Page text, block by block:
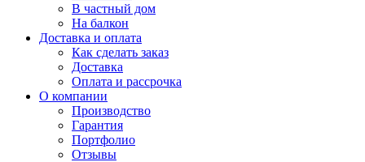
В частный дом
На балкон
Доставка и оплата
Как сделать заказ
Доставка
Оплата и рассрочка
О компании
Производство
Гарантия
Портфолио
Отзывы